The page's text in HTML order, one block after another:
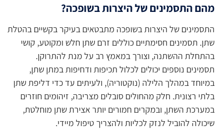
מהם התסמינים של היצרות בשופכה?
התסמינים של היצרות בשופכה מתבטאים בעיקר בקשיים בהטלת
שתן. תסמינים חסימתיים כוללים זרם שתן חלש ומקוטע, קושי
בהתחלת ההשתנה, וצורך במאמץ רב על מנת להתרוקן.
תסמינים נוספים יכולים לכלול תכיפות ודחיפות במתן שתן,
במיוחד במהלך הלילה (נוקטוריה), ולעיתים עד כדי דליפת שתן
בלתי רצונית. חלק מהחולים סובלים מצריבה, זיהומים חוזרים
במערכת השתן, ובמקרים חמורים יותר אצירת שתן מוחלטת,
שיכולה להוביל לנזק לכליות ולהצריך טיפול מיידי.